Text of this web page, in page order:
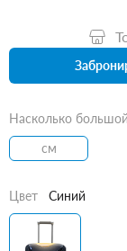
Насколько
см
Цвет Синий